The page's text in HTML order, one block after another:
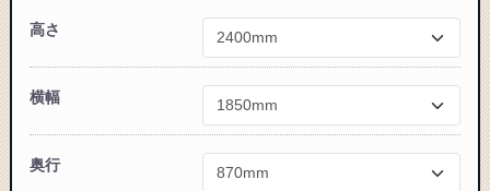
高さ
横幅
奥行
カートに追加しました。
スチールラック3台以上の場合、見積書にてお値引き保証い
ます(安心保証付き)